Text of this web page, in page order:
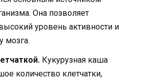
Она позволяет
уровень активности и
мозга.
Кукурузная каша
количество клетчатки,